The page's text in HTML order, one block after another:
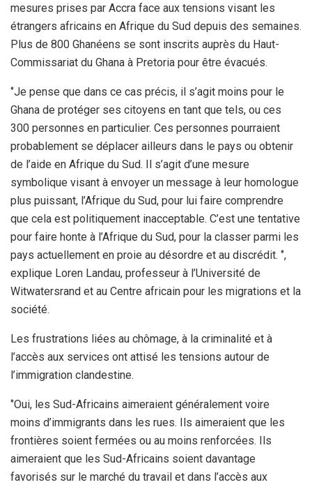
mesures prises par Accra face aux tensions visant les
étrangers africains en Afrique du Sud depuis des semaines.
Plus de 800 Ghanéens se sont inscrits auprès du Haut-
Commissariat du Ghana à Pretoria pour être évacués.
‘’Je pense que dans ce cas précis, il s’agit moins pour le
Ghana de protéger ses citoyens en tant que tels, ou ces
300 personnes en particulier. Ces personnes pourraient
probablement se déplacer ailleurs dans le pays ou obtenir
de l’aide en Afrique du Sud. Il s’agit d’une mesure
symbolique visant à envoyer un message à leur homologue
plus puissant, l’Afrique du Sud, pour lui faire comprendre
que cela est politiquement inacceptable. C’est une tentative
pour faire honte à l’Afrique du Sud, pour la classer parmi les
pays actuellement en proie au désordre et au discrédit. ‘’,
explique Loren Landau, professeur à l’Université de
Witwatersrand et au Centre africain pour les migrations et la
société.
Les frustrations liées au chômage, à la criminalité et à
l’accès aux services ont attisé les tensions autour de
l’immigration clandestine.
‘’Oui, les Sud-Africains aimeraient généralement voire
moins d’immigrants dans les rues. Ils aimeraient que les
frontières soient fermées ou au moins renforcées. Ils
aimeraient que les Sud-Africains soient davantage
favorisés sur le marché du travail et dans l’accès aux